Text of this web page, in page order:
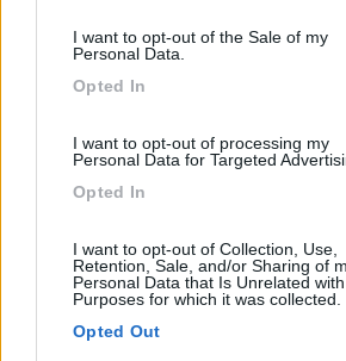
I want to opt-out of the Sale of my
Personal Data.
Opted In
I want to opt-out of processing my
Personal Data for Targeted
Opted In
I want to opt-out of Collection, Use,
Retention, Sale, and/or Sharing of
Personal Data that Is Unrelated
Purposes for which it was collected.
Opted Out
Area di sosta (PS)
10 1
Servizi / Posizione
L'azienda agricola si trova a 20 km